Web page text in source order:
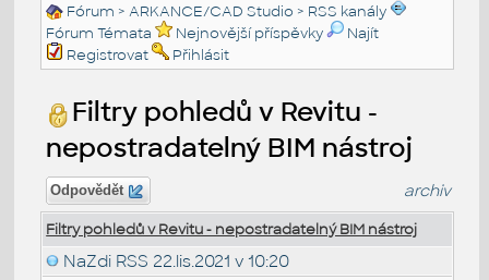
Fórum >ARKANCE/CAD Studio > RSS kanály
Fórum Témata
Nejnovější příspěvky
Najít
Registrovat
Přihlásit
Filtry pohledů v Revitu -
nepostradatelný BIM nástroj
Odpovědět archiv
Filtry pohledů v Revitu - nepostradatelný BIM nástroj
NaZdi RSS 22.lis.2021 v 10:20